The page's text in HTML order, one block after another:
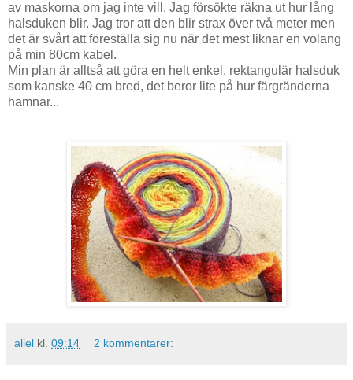
av maskorna om jag inte vill. Jag försökte räkna ut hur lång
halsduken blir. Jag tror att den blir strax över två meter men
det är svårt att föreställa sig nu när det mest liknar en volang
på min 80cm kabel.
Min plan är alltså att göra en helt enkel, rektangulär halsduk
som kanske 40 cm bred, det beror lite på hur färgränderna
hamnar...
aliel kl. 09:14 2 kommentarer: